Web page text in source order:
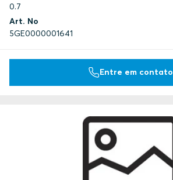
0.7
Art. No
5GE0000001641
Entre em contato